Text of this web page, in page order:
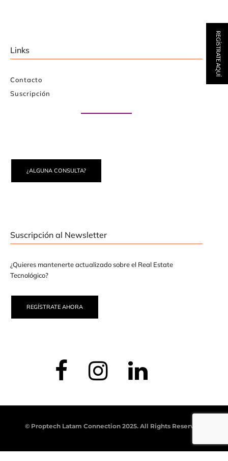
Links
Contacto
Suscripción
¿ALGUNA CONSULTA?
Suscripción al Newsletter
¿Quieres mantenerte actualizado sobre el Real Estate
Tecnológico?
REGÍSTRATE AHORA
© Proptech Latam Connection 2025. All Rights Reserved.
REGÍSTRATE AQUÍ